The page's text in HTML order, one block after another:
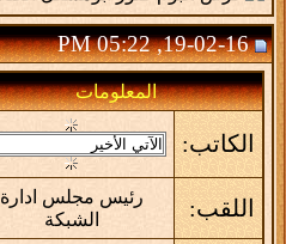
19-02-16, 05:22 PM
المعلومات
الكاتب:
اللقب:
رئيس مجلس ادارة
الشبكة